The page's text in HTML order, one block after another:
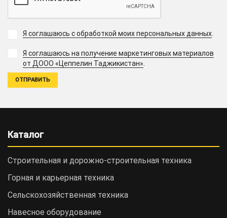
Я соглашаюсь с обработкой моих персональных данных.
Я соглашаюсь на получение маркетинговых материалов
от ДООО «Цеппелин Таджикистан».
Каталог
Строительная и дорожно-cтроительная техника
Горная и карьерная техника
Сельскохозяйственная техника
Навесное оборудование